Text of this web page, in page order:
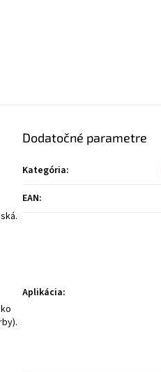
Dodatočné parametre
Kategória:
EAN:
Aplikácia: